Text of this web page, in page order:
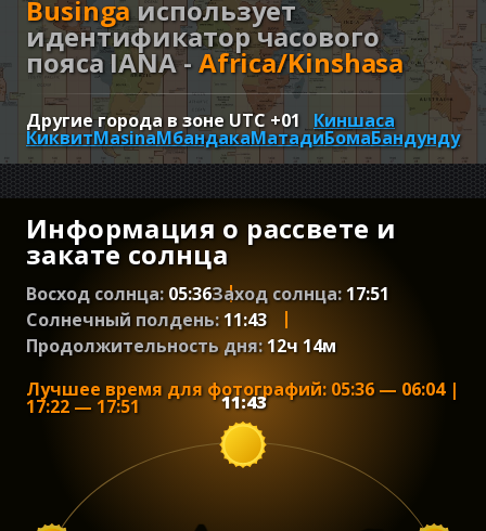
Busingaиспользует
идентификатор часового
пояса IANA -Africa/Kinshasa
Другие города в зоне UTC +01 Киншаса
КиквитMasinaМбандакаМатадиБомаБандунду
Информация о рассвете и
закате солнца
Восход солнца: 05:36Заход солнца: 17:51
Солнечный полдень: 11:43
Продолжительность дня: 12ч 14м
Лучшее время для фотографий: 05:36— 06:04|
17:22 — 17:51 11:43